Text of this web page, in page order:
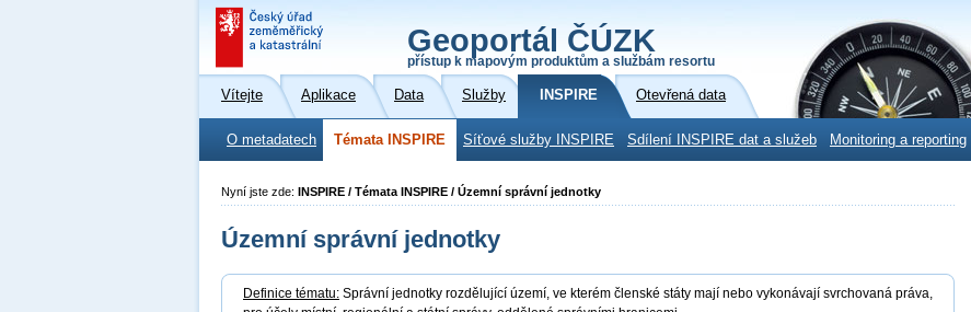
Geoportál ČÚZK
přístup k mapovým produktům a službám resortu
Vítejte Aplikace Data Služby INSPIRE Otevřená data
O metadatech Témata INSPIRE Síťové služby INSPIRE Sdílení INSPIRE dat a služeb Monitoring a reporting
Nyní jste zde: INSPIRE / Témata INSPIRE / Územní správní jednotky
Územní správní jednotky
Definice tématu: Správní jednotky rozdělující území, ve kterém členské státy mají nebo vykonávají svrchovaná práva,